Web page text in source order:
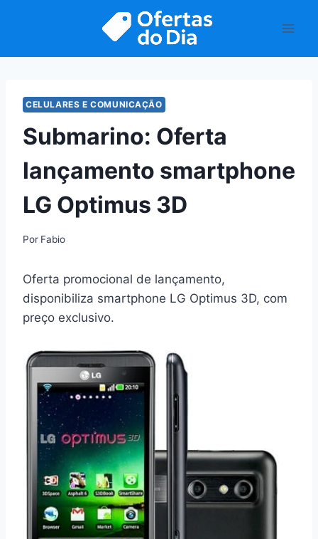
CELULARES E COMUNICAÇÃO
Submarino: Oferta
lançamento smartphone
LG Optimus 3D
Por Fabio
Oferta promocional de lançamento,
disponibiliza smartphone LG Optimus 3D, com
preço exclusivo.